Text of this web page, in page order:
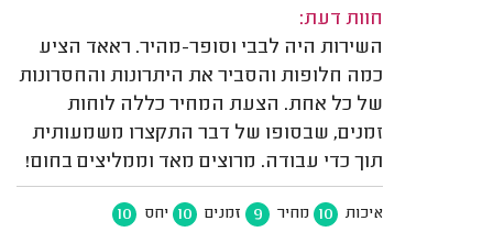
חוות דעת:
השירות היה לבבי וסופר-מהיר. ראאד הציע
כמה חלופות והסביר את היתרונות והחסרונות
של כל אחת. הצעת המחיר כללה לוחות
זמנים, שבסופו של דבר התקצרו משמעותית
תוך כדי עבודה. מרוצים מאד וממליצים בחום!
איכות 10 מחיר 9 זמנים 10 יחס 10